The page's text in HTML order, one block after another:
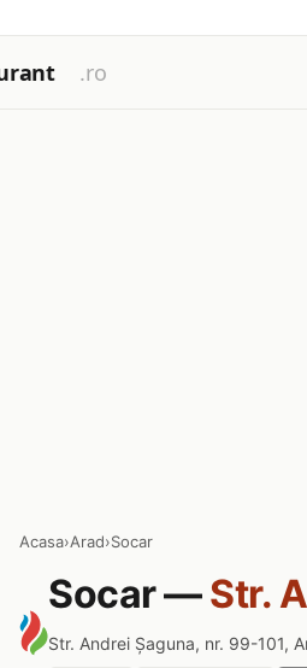
Acasa›Arad›Socar
Socar —Str.
Str. Andrei Șaguna, nr. 99-101,